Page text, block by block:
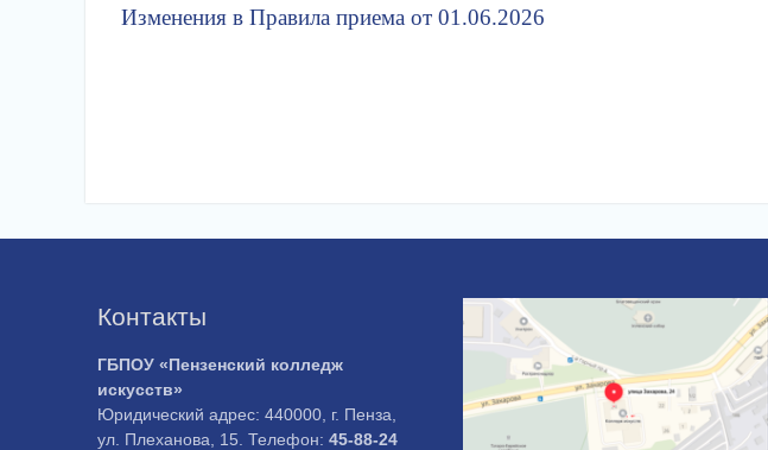
Изменения в Правила приема от 01.06.2026
Контакты
ГБПОУ «Пензенский колледж
искусств»
Юридический адрес: 440000, г. Пенза,
ул. Плеханова, 15. Телефон: 45-88-24